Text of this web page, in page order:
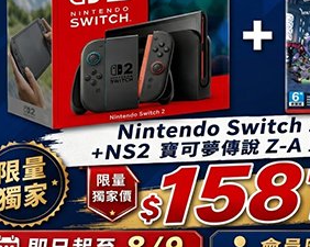
【TOSHIBA 東芝】REGZA 65
$ 19999